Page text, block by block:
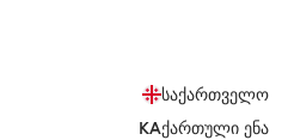
საქართველო
KAქართული ენა